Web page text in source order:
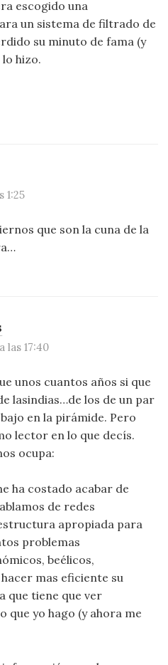
escogido una
un sistema de filtrado de
su minuto de fama (y
hizo.
1:25
que son la cuna de la
las 17:40
unos cuantos años si que
lasindias…de los de un par
en la pirámide. Pero
lector en lo que decís.
ocupa:
ha costado acabar de
de redes
apropiada para
problemas
beélicos,
mas eficiente su
que tiene que ver
que yo hago (y ahora me